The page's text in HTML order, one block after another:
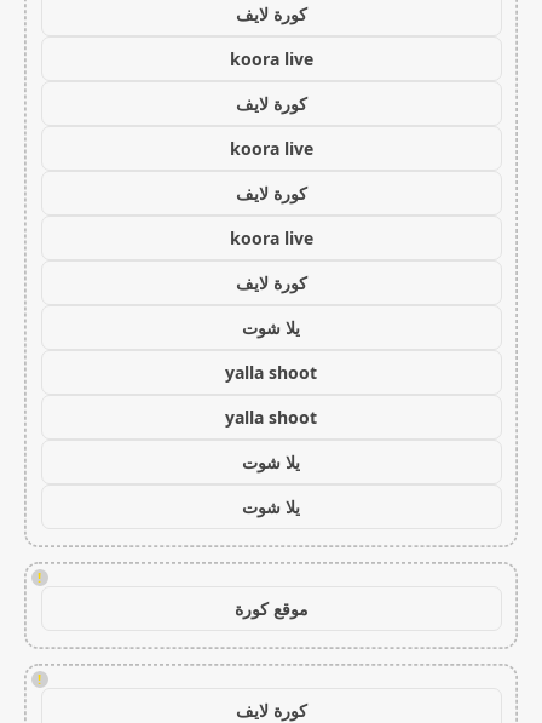
كورة لايف
koora live
كورة لايف
koora live
كورة لايف
koora live
كورة لايف
يلا شوت
yalla shoot
yalla shoot
يلا شوت
يلا شوت
!
موقع كورة
!
كورة لايف